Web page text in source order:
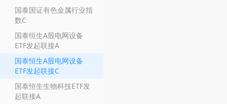
国泰国证有色金属行业指
数C
国泰恒生A股电网设备
ETF发起联接A
国泰恒生A股电网设备
ETF发起联接C
国泰恒生生物科技ETF发
起联接A